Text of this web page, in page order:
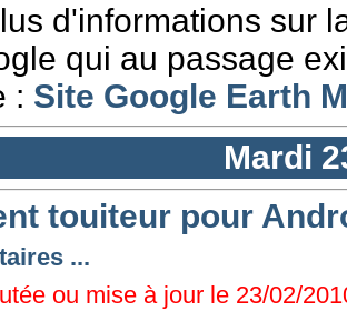
d'informations sur
qui au passage
: Site Google Earth
Mardi
touiteur pour
...
ou mise à jour le 23/02/